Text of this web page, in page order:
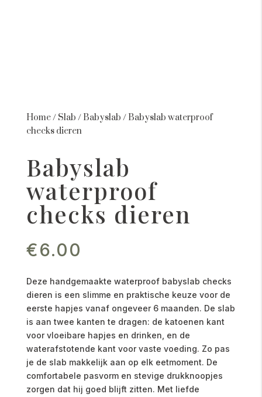
Home/ Slab / Babyslab / Babyslab waterproof
checks dieren
Babyslab
waterproof
checks dieren
€6.00
Deze handgemaakte waterproof babyslab checks
dieren is een slimme en praktische keuze voor de
eerste hapjes vanaf ongeveer 6 maanden. De slab
is aan twee kanten te dragen: de katoenen kant
voor vloeibare hapjes en drinken, en de
waterafstotende kant voor vaste voeding. Zo pas
je de slab makkelijk aan op elk eetmoment. De
comfortabele pasvorm en stevige drukknoopjes
zorgen dat hij goed blijft zitten. Met liefde